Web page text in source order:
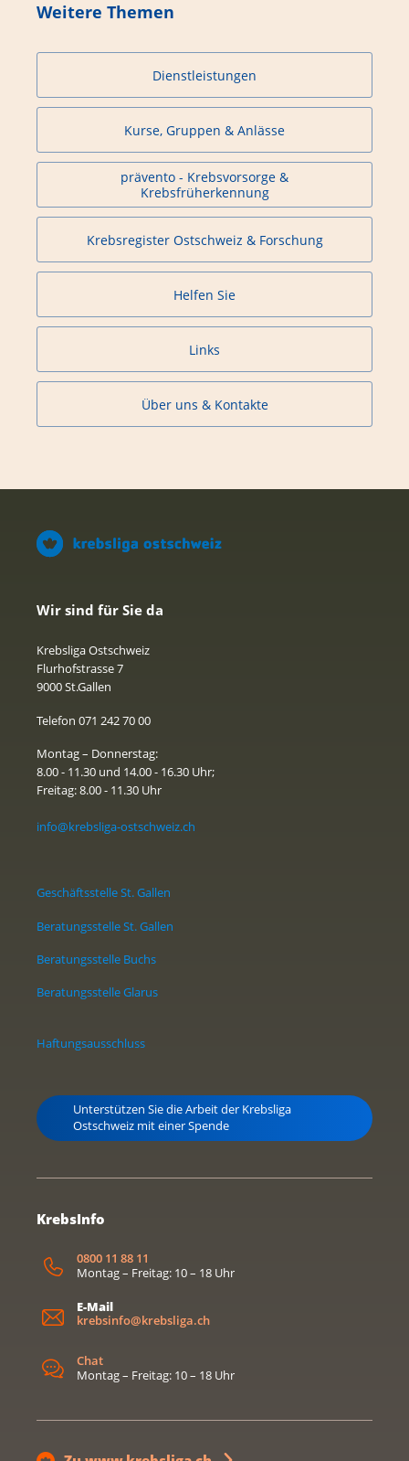
Weitere Themen
Dienstleistungen
Kurse, Gruppen & Anlässe
prävento - Krebsvorsorge &
Krebsfrüherkennung
Krebsregister Ostschweiz & Forschung
Helfen Sie
Links
Über uns & Kontakte
Wir sind für Sie da
Krebsliga Ostschweiz
Flurhofstrasse 7
9000 St.Gallen
Telefon 071 242 70 00
Montag – Donnerstag:
8.00 - 11.30 und 14.00 - 16.30 Uhr;
Freitag: 8.00 - 11.30 Uhr
info@krebsliga-ostschweiz.ch
Geschäftsstelle St. Gallen
Beratungsstelle St. Gallen
Beratungsstelle Buchs
Beratungsstelle Glarus
Haftungsausschluss
Unterstützen Sie die Arbeit der Krebsliga
Ostschweiz mit einer Spende
KrebsInfo
0800 11 88 11
Montag – Freitag: 10 – 18 Uhr
E-Mail
krebsinfo@krebsliga.ch
Chat
Montag – Freitag: 10 – 18 Uhr